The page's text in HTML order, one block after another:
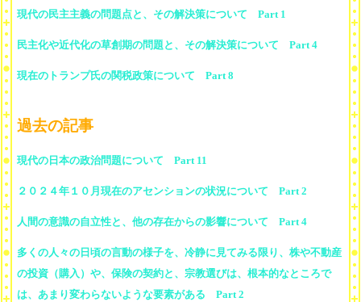
現代の民主主義の問題点と、その解決策について Part 1
民主化や近代化の草創期の問題と、その解決策について Part 4
現在のトランプ氏の関税政策について Part 8
過去の記事
現代の日本の政治問題について Part 11
２０２４年１０月現在のアセンションの状況について Part 2
人間の意識の自立性と、他の存在からの影響について Part 4
多くの人々の日頃の言動の様子を、冷静に見てみる限り、株や不動産
の投資（購入）や、保険の契約と、宗教選びは、根本的なところで
は、あまり変わらないような要素がある Part 2